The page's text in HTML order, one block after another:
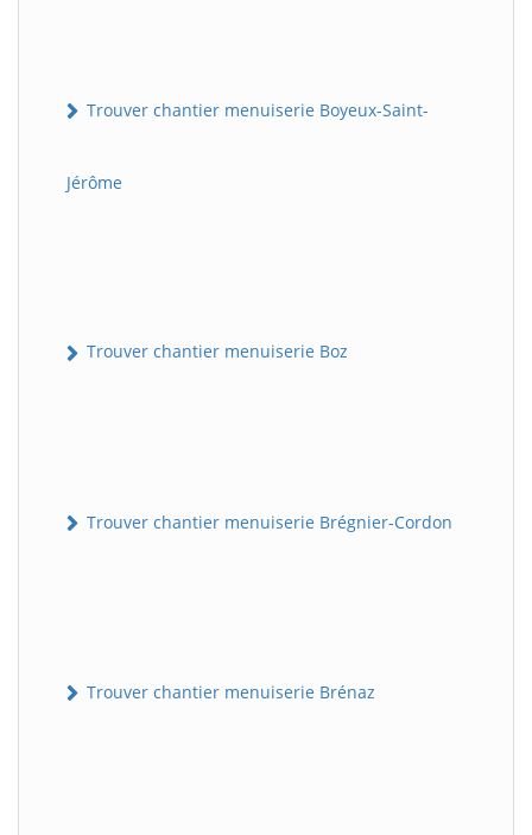
Trouver chantier menuiserie Boyeux-Saint-
Jérôme
Trouver chantier menuiserie Boz
Trouver chantier menuiserie Brégnier-Cordon
Trouver chantier menuiserie Brénaz